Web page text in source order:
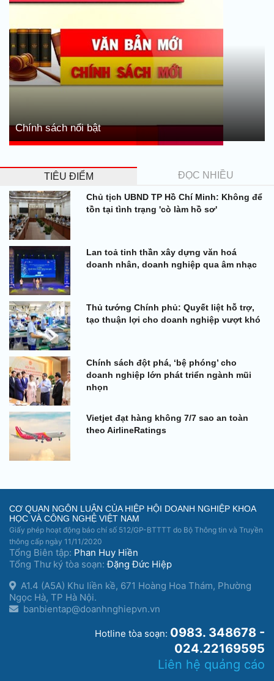
Chính sách nổi bật
TIÊU ĐIỂM ĐỌC NHIỀU
Chủ tịch UBND TP Hồ Chí Minh: Không để
tồn tại tình trạng 'cò làm hồ sơ'
Lan toả tinh thần xây dựng văn hoá
doanh nhân, doanh nghiệp qua âm nhạc
Thủ tướng Chính phủ: Quyết liệt hỗ trợ,
tạo thuận lợi cho doanh nghiệp vượt khó
Chính sách đột phá, ‘bệ phóng’ cho
doanh nghiệp lớn phát triển ngành mũi
nhọn
Vietjet đạt hàng không 7/7 sao an toàn
theo AirlineRatings
CƠ QUAN NGÔN LUẬN CỦA HIỆP HỘI DOANH NGHIỆP KHOA
HỌC VÀ CÔNG NGHỆ VIỆT NAM
Giấy phép hoạt động báo chí số 512/GP-BTTTT do Bộ Thông tin và Truyền
thông cấp ngày 11/11/2020
Tổng Biên tập: Phan Huy Hiền
Tổng Thư ký tòa soạn:Đặng Đức Hiệp
A1.4 (A5A) Khu liền kề, 671 Hoàng Hoa Thám, Phường
Ngọc Hà, TP Hà Nội.
banbientap@doanhnghiepvn.vn
Hotline tòa soạn: 0983. 348678 -
024.22169595
Liên hệ quảng cáo